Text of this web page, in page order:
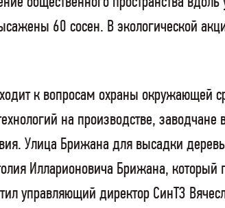
60 сосен. В экологической
к вопросам охраны окружающей
на производстве,
Улица Брижана для высадки
Илларионовича Брижана,
управляющий директор СинТЗ